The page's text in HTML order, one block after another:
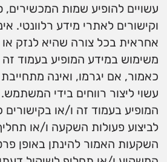
עשויים להופיע שמות
וקישורים לאתרי מידע רלוונטי.
אחראית בכל צורה שהיא לנזק
משימוש במידע המופיע בעמוד זה
כאמור, אם יגרמו, ואינה
עשוי ליצור רווחים בידי
המופיע בעמוד זה ו/או
לביצוע פעולות השקעה ו/או
השקעות האמור להינתן באופן